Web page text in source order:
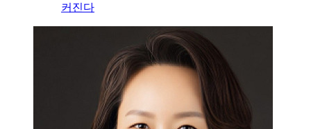
커진다